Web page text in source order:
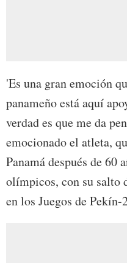
'Es una gran emoción
panameño está aquí
verdad es que me da
emocionado el atleta,
Panamá después de 60
olímpicos, con su salto
en los Juegos de Pekín-